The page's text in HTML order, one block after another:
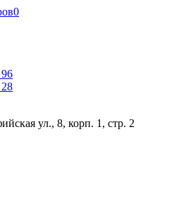
0
ул., 8, корп. 1, стр. 2